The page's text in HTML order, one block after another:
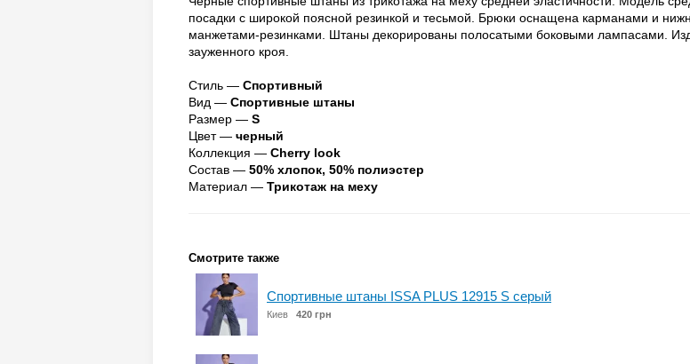
посадки с широкой поясной резинкой и тесьмой. Брюки оснащена карманами и
манжетами-резинками. Штаны декорированы полосатыми боковыми лампасами.
зауженного кроя.
Стиль — Спортивный
Вид — Спортивные штаны
Размер — S
Цвет — черный
Коллекция — Cherry look
Состав — 50% хлопок, 50% полиэстер
Материал — Трикотаж на меху
Смотрите также
Спортивные штаны ISSA PLUS 12915 S серый
Киев 420 грн